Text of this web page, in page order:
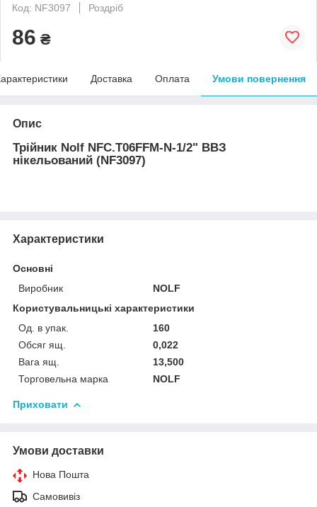
Код: NF3097
Роздріб
86 ₴
Доставка Оплата Умови повернення
Опис
Трійник Nolf NFC.T06FFM-N-1/2" ВВЗ
нікельований (NF3097)
Характеристики
Основні
Виробник
NOLF
Користувальницькі характеристики
Од. в упак.
160
Обсяг ящ.
0,022
Вага ящ.
13,500
Торговельна марка
NOLF
Приховати
Умови доставки
Нова Пошта
Самовивіз